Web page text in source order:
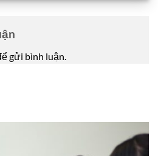
gửi bình luận.